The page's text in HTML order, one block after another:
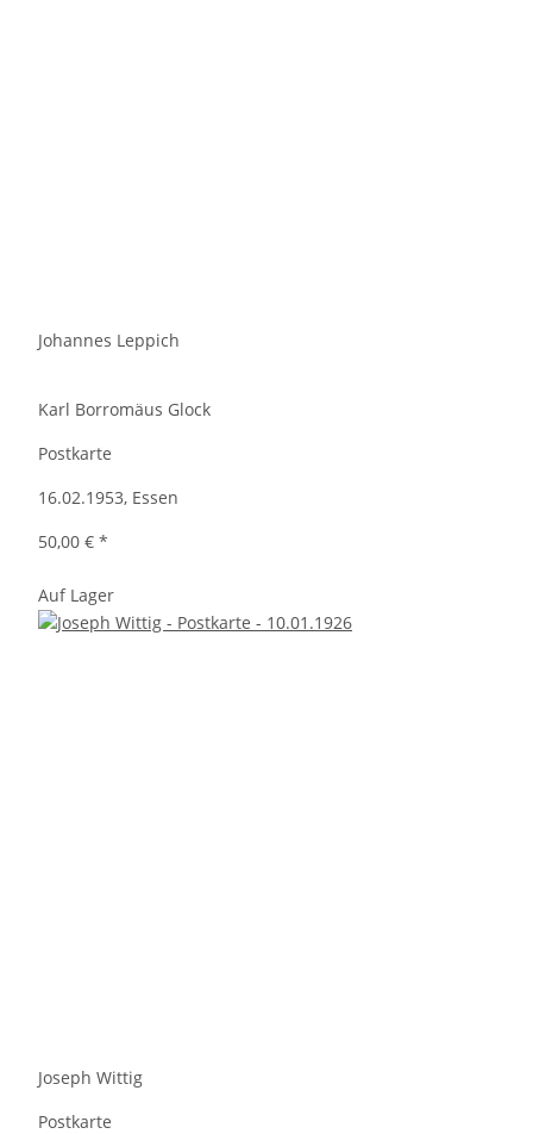
Johannes Leppich
Karl Borromäus Glock
Postkarte
16.02.1953, Essen
50,00 € *
Auf Lager
Joseph Wittig
Postkarte